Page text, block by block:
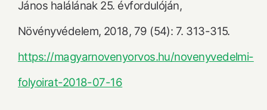
János halálának 25. évfordulóján,
Növényvédelem, 2018, 79 (54): 7. 313-315.
https://magyarnovenyorvos.hu/novenyvedelmi-
folyoirat-2018-07-16